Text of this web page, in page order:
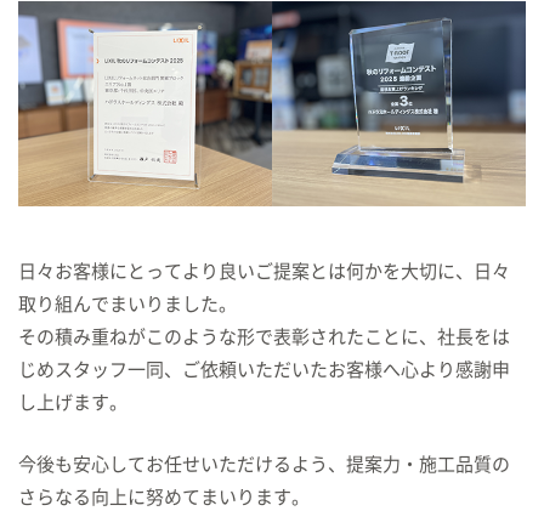
日々お客様にとってより良いご提案とは何かを大切に、日々
取り組んでまいりました。
その積み重ねがこのような形で表彰されたことに、社長をは
じめスタッフ一同、
ご依頼いただいたお客様へ心より感謝申
し上げます。
今後も安心してお任せいただけるよう、提案力・施工品質の
さらなる向上に努めてまいります。